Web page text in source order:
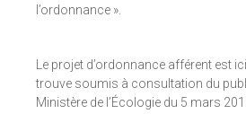
l’ordonnance ».
Le projet d’ordonnance afférent est
trouve soumis à consultation du
Ministère de l’Écologie du 5 mars